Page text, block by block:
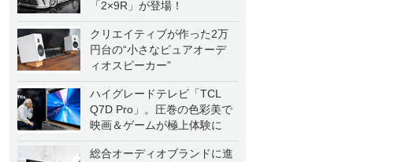
「2×9R」が登場！
クリエイティブが作った2万
円台の“小さなピュアオーデ
ィオスピーカー”
ハイグレードテレビ「TCL
Q7D Pro」。圧巻の色彩美で
映画＆ゲームが極上体験に
総合オーディオブランドに進